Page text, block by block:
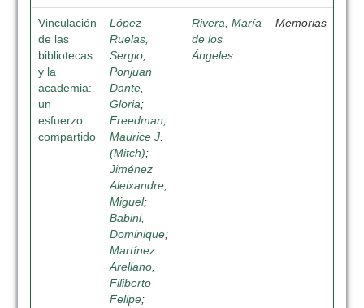
Vinculación
de las
bibliotecas
y la
academia:
un
esfuerzo
compartido
López
Ruelas,
Sergio;
Ponjuan
Dante,
Gloria;
Freedman,
Maurice J.
(Mitch);
Jiménez
Aleixandre,
Miguel;
Babini,
Dominique;
Martínez
Arellano,
Filiberto
Felipe;
Rivera, María
de los
Ángeles
Memorias